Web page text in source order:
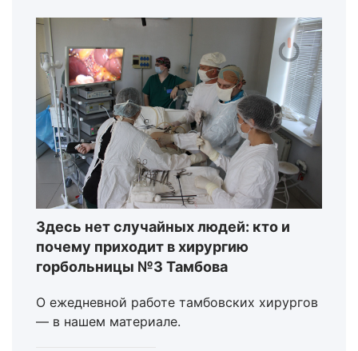
Здесь нет случайных людей: кто и
почему приходит в хирургию
горбольницы №3 Тамбова
О ежедневной работе тамбовских хирургов
— в нашем материале.